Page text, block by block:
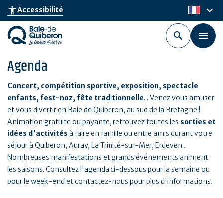
Aller
au
contenu
principal
accessibility_newAccessibilité fr
keyboard_arrow_down
Agenda
Concert, compétition sportive, exposition, spectacle
enfants, fest-noz, fête traditionnelle... Venez vous amuser
et vous divertir en Baie de Quiberon, au sud de la Bretagne !
Animation gratuite ou payante, retrouvez toutes les sorties et
idées d'activités à faire en famille ou entre amis durant votre
séjour à Quiberon, Auray, La Trinité-sur-Mer, Erdeven...
Nombreuses manifestations et grands événements animent
les saisons. Consultez l'agenda ci-dessous pour la semaine ou
pour le week-end et contactez-nous pour plus d'informations.